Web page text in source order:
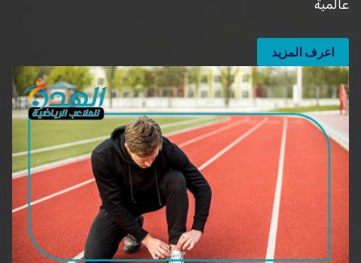
عالمية
اعرف المزيد